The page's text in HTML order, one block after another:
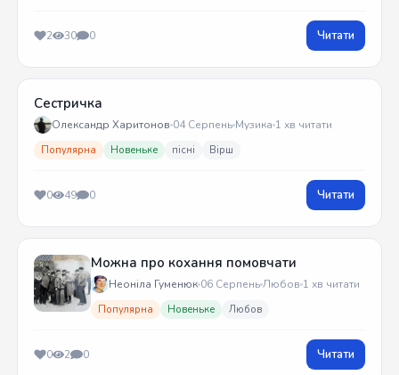
2 30 0 Читати
Сестричка
Олександр Харитонов 04 Серпень Музика 1 хв читати
Популярна Новеньке пісні Вірш
0 49 0 Читати
Можна про кохання помовчати
Неоніла Гуменюк 06 СерпеньЛюбов 1 хв читати
Популярна Новеньке Любов
0 2 0 Читати